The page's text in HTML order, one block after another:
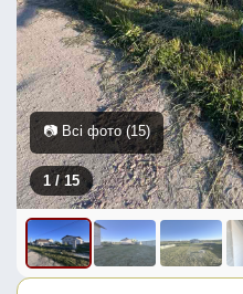
1 / 15
📷 Всі фото (15)